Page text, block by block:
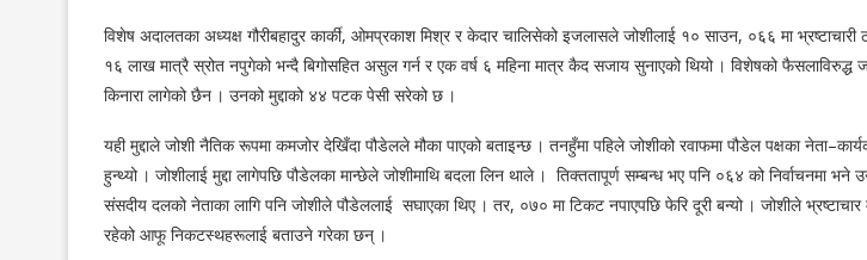
विशेष अदालतका अध्यक्ष गौरीबहादुर कार्की, ओमप्रकाश मिश्र र केदार चालिसेको इजलासले जोशीलाई १० साउन, ०६६ मा भ्रष्टाचारी
१६ लाख मात्रै स्रोत नपुगेको भन्दै बिगोसहित असुल गर्न र एक वर्ष ६ महिना मात्र कैद सजाय सुनाएको थियो । विशेषको फैसलाविरुद्ध
किनारा लागेको छैन । उनको मुद्दाको ४४ पटक पेसी सरेको छ ।
यही मुद्दाले जोशी नैतिक रूपमा कमजोर देखिँदा पौडेलले मौका पाएको बताइन्छ । तनहुँमा पहिले जोशीको रवाफमा पौडेल पक्षका
हुन्थ्यो । जोशीलाई मुद्दा लागेपछि पौडेलका मान्छेले जोशीमाथि बदला लिन थाले । तिक्ततापूर्ण सम्बन्ध भए पनि ०६४ को निर्वाचनमा
संसदीय दलको नेताका लागि पनि जोशीले पौडेललाई सघाएका थिए । तर, ०७० मा टिकट नपाएपछि फेरि दूरी बन्यो । जोशीले भ्रष्टाचार
रहेको आफू निकटस्थहरूलाई बताउने गरेका छन् ।